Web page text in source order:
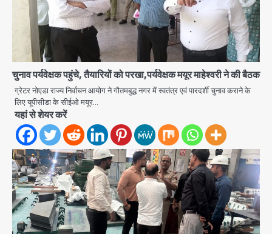
चुनाव पर्यवेक्षक पहुंचे, तैयारियों को परखा,पर्यवेक्षक मयूर माहेश्वरी ने की बैठक
ग्रेटर नोएडा राज्य निर्वाचन आयोग ने गौतमबुद्ध नगर में स्वतंत्र एवं पारदर्शी चुनाव कराने के
लिए यूपीसीडा के सीईओ मयूर…
यहां से शेयर करें
2
Student protest in Ranchi: छात्र
पुलिस से भिड़े, आंसू गैस और वाटर कैनन का
इस्तेमाल
Avinash Kumar
3
सुविधाओं के लिए संघर्ष कर रहे निवासी, गिरता
प्लास्टर और कमजोर सुरक्षा बनी बड़ी चुनौती
Avinash Kumar
4
Greater Noida: बाइक सवार को बचाते
समय निर्माणाधीन नाले में गिरी कार, ड्राइवर
बाल-बाल बचा
Avinash Kumar